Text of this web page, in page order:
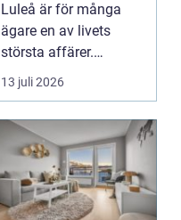
Luleå är för många
ägare en av livets
största affärer.
Beslutet rymmer både
13 juli 2026